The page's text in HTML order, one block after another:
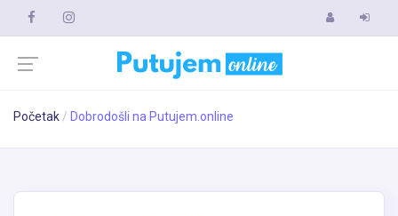
Početak Dobrodošli na Putujem.online